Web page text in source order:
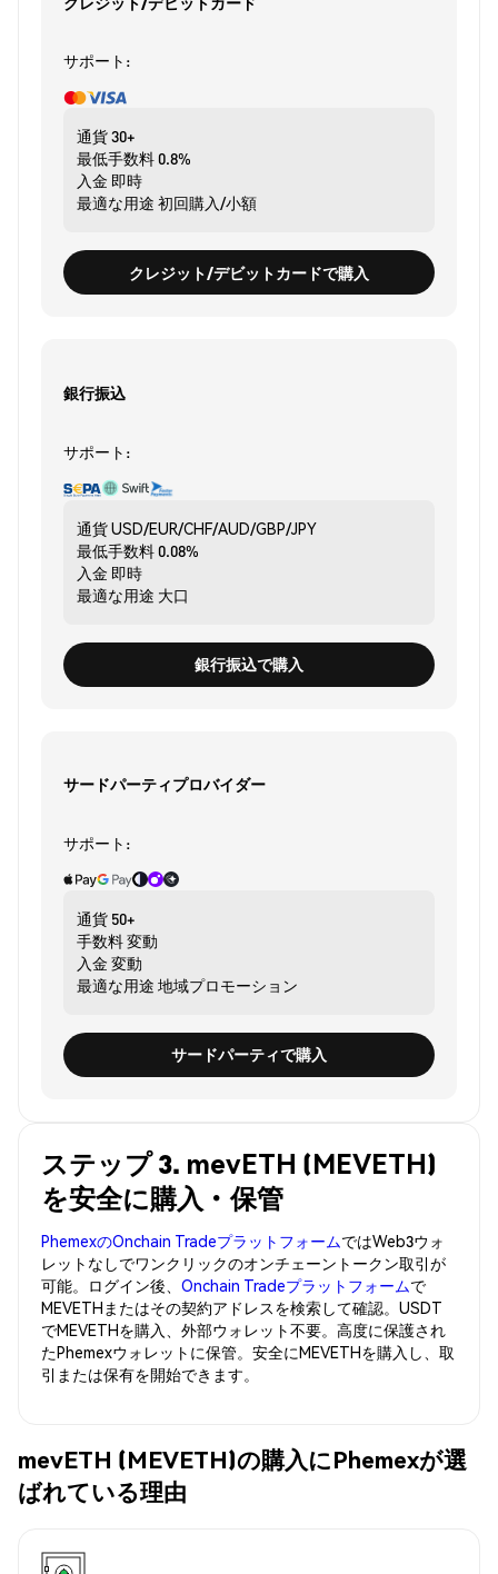
サポート:
通貨30+
最低手数料0.8%
入金 即時
最適な用途 初回購入/小額
クレジット/デビットカードで購入
銀行振込
サポート:
通貨USD/EUR/CHF/AUD/GBP/JPY
最低手数料0.08%
入金 即時
最適な用途 大口
銀行振込で購入
サードパーティプロバイダー
サポート:
通貨 50+
手数料変動
入金 変動
最適な用途 地域プロモーション
サードパーティで購入
ステップ 3. mevETH (MEVETH)
を安全に購入・保管
PhemexのOnchain TradeプラットフォームではWeb3ウォ
レットなしでワンクリックのオンチェーントークン取引が
可能。ログイン後、 Onchain Tradeプラットフォームで
MEVETHまたはその契約アドレスを検索して確認。USDT
でMEVETHを購入、外部ウォレット不要。高度に保護され
たPhemexウォレットに保管。安全にMEVETHを購入し、取
引または保有を開始できます。
mevETH (MEVETH)の購入にPhemexが選
ばれている理由